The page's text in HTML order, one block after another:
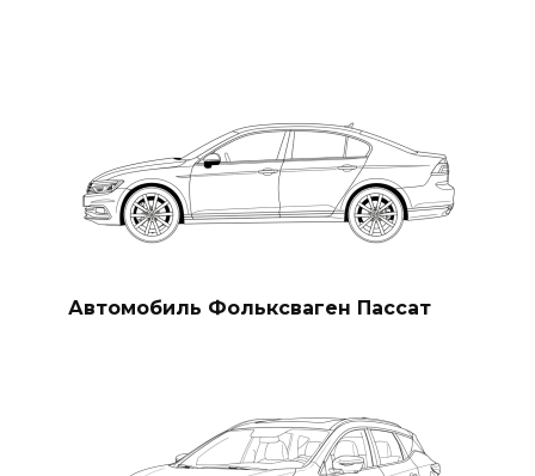
Автомобиль Фольксваген Пассат